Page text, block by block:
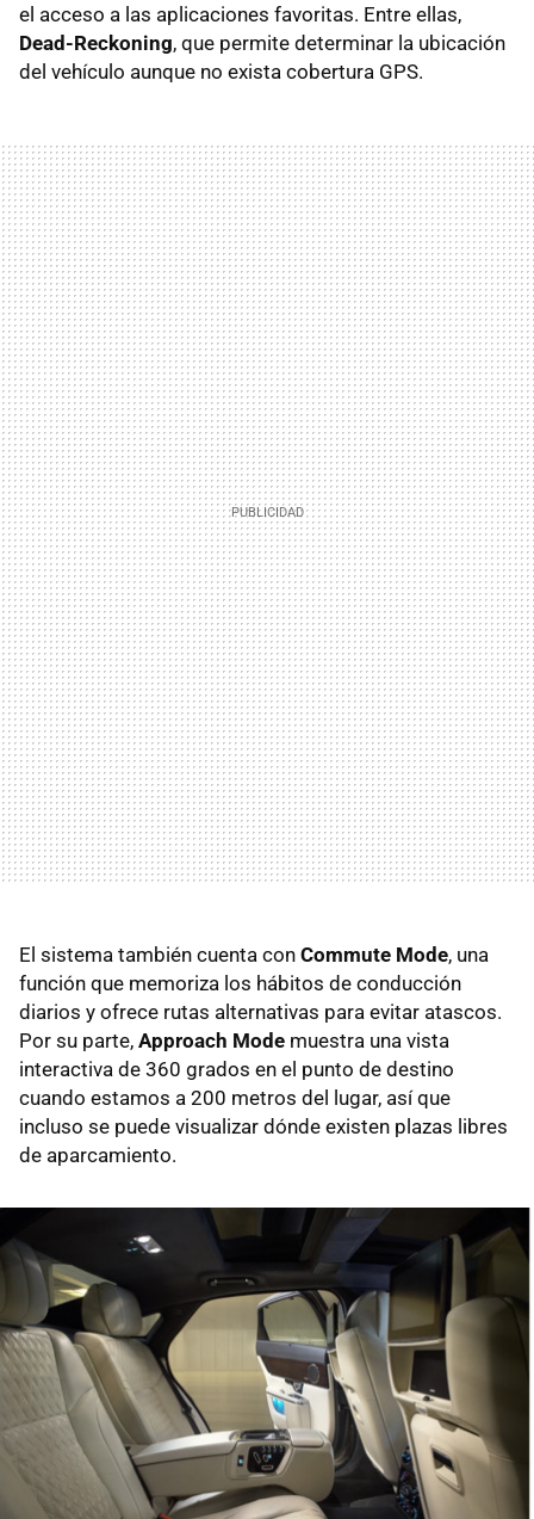
el acceso a las aplicaciones favoritas. Entre ellas,
Dead-Reckoning, que permite determinar la ubicación
del vehículo aunque no exista cobertura GPS.
El sistema también cuenta con Commute Mode, una
función que memoriza los hábitos de conducción
diarios y ofrece rutas alternativas para evitar atascos.
Por su parte, Approach Mode muestra una vista
interactiva de 360 grados en el punto de destino
cuando estamos a 200 metros del lugar, así que
incluso se puede visualizar dónde existen plazas libres
de aparcamiento.